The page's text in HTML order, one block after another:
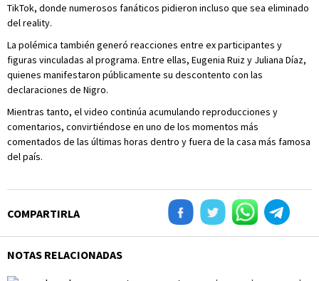
TikTok, donde numerosos fanáticos pidieron incluso que sea eliminado
del reality.
La polémica también generó reacciones entre ex participantes y
figuras vinculadas al programa. Entre ellas, Eugenia Ruiz y Juliana Díaz,
quienes manifestaron públicamente su descontento con las
declaraciones de Nigro.
Mientras tanto, el video continúa acumulando reproducciones y
comentarios, convirtiéndose en uno de los momentos más
comentados de las últimas horas dentro y fuera de la casa más famosa
del país.
COMPARTIRLA
NOTAS RELACIONADAS